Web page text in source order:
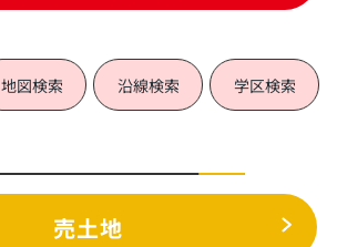
地図検索 沿線検索 学区検索
売土地